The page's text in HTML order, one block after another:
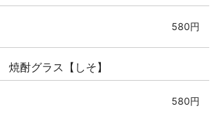
580円
焼酎グラス【しそ】
580円